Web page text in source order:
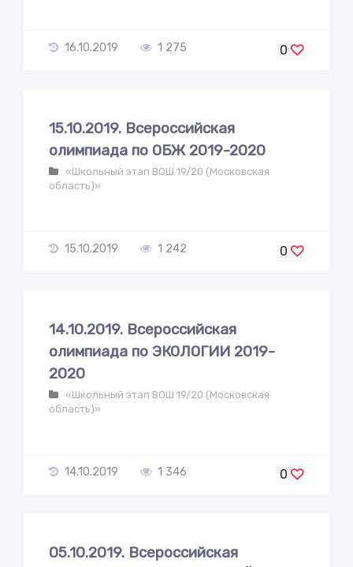
16.10.2019 1 275 0
15.10.2019. Всероссийская
олимпиада по ОБЖ 2019-2020
«Школьный этап ВОШ 19/20 (Московская
область)»
15.10.2019 1 242 0
14.10.2019. Всероссийская
олимпиада по ЭКОЛОГИИ 2019-
2020
«Школьный этап ВОШ 19/20 (Московская
область)»
14.10.2019 1 346 0
05.10.2019. Всероссийская